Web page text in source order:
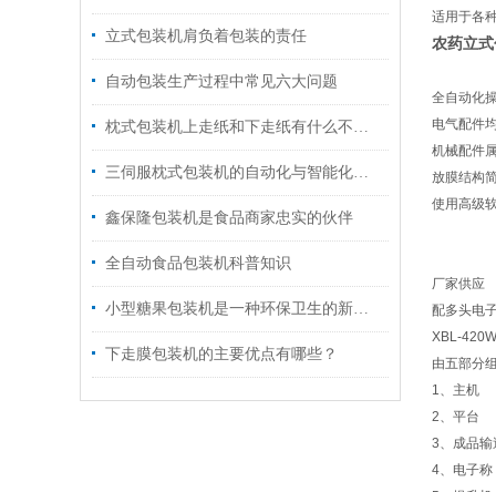
立式包装机肩负着包装的责任
自动包装生产过程中常见六大问题
枕式包装机上走纸和下走纸有什么不同？
三伺服枕式包装机的自动化与智能化升级路径
鑫保隆包装机是食品商家忠实的伙伴
全自动食品包装机科普知识
小型糖果包装机是一种环保卫生的新型包装方式
下走膜包装机的主要优点有哪些？
适用于各
农药立
全自动化
电气配件
机械配件
放膜结构
使用高级
厂家供应
配多头电
XBL-420W
由五部分
1、主机
2、平台
3、成品输
4、电子称